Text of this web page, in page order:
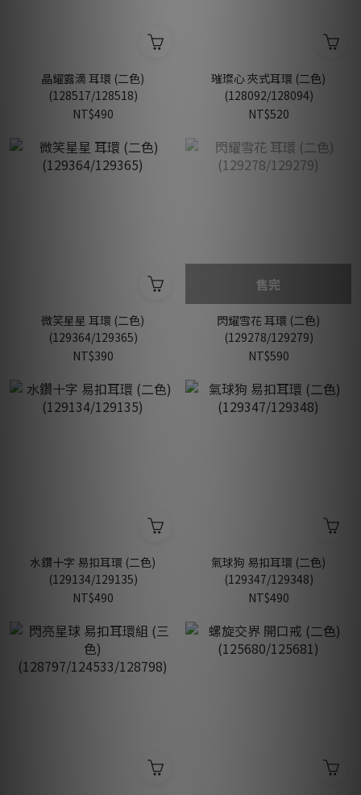
晶耀露滴 耳環 (二色)
(128517/128518)
NT$490
璀璨心 夾式耳環 (二色)
(128092/128094)
NT$520
微笑星星 耳環 (二色)
(129364/129365)
NT$390
售完
閃耀雪花 耳環 (二色)
(129278/129279)
NT$590
水鑽十字 易扣耳環 (二色)
(129134/129135)
NT$490
氣球狗 易扣耳環 (二色)
(129347/129348)
NT$490